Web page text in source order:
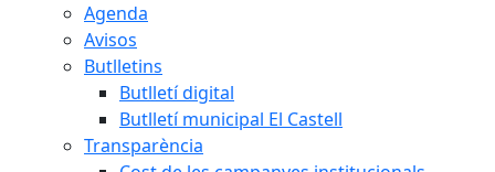
Agenda
Avisos
Butlletins
Butlletí digital
Butlletí municipal El Castell
Transparència